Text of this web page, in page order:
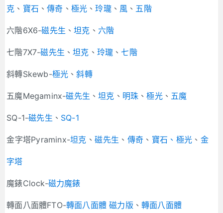
克 、 寶石 、傳奇 、 極光 、玲瓏、 風 、 五階
六階6X6-磁先生 、坦克 、 六階
七階7X7-磁先生 、坦克 、 玲瓏 、七階
斜轉Skewb-極光 、斜轉
五魔Megaminx-磁先生 、坦克 、 明珠 、極光、 五魔
SQ-1-磁先生 、 SQ-1
金字塔Pyraminx-坦克 、磁先生 、 傳奇 、 寶石 、極光 、 金
字塔
魔錶Clock-磁力魔錶
轉面八面體FTO-轉面八面體 磁力版 、轉面八面體